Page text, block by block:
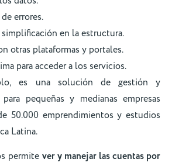
errores.
en la estructura.
otras plataformas y portales.
para acceder a los servicios.
es una solución de gestión y
pequeñas y medianas empresas
50.000 emprendimientos y estudios
Latina.
permite ver y manejar las cuentas por